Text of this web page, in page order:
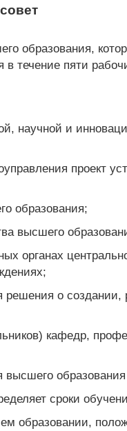
образования,
в течение пяти
научной и
проект
образования;
высшего
органах
о создании,
кафедр,
сроки
образовании,